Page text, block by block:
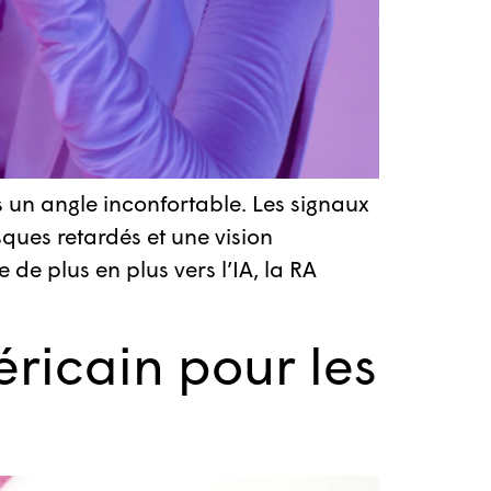
angle inconfortable. Les signaux
retardés et une vision
plus en plus vers l’IA, la RA
pour les